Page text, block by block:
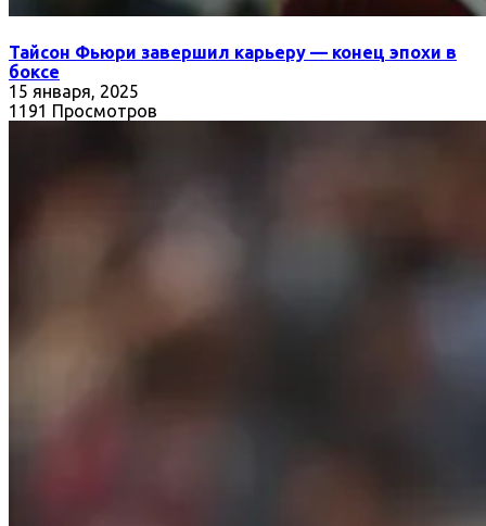
Тайсон Фьюри завершил карьеру — конец эпохи в
боксе
15 января, 2025
1191 Просмотров